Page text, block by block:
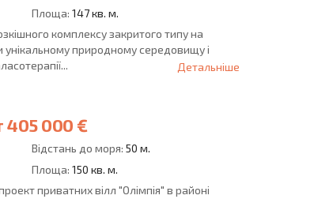
Площа: 147 кв. м.
комплексу закритого типу на
природному середовищу і
Детальніше
405 000 €
Відстань до моря: 50 м.
Площа: 150 кв. м.
приватних вілл "Олімпія" в районі